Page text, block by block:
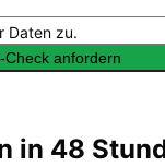
Daten zu.
Check anfordern
in 48